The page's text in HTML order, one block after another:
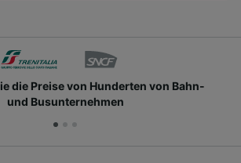
die Preise von Hunderten von Bahn-
und Busunternehmen